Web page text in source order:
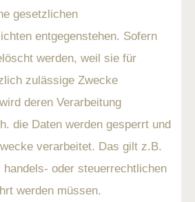
gesetzlichen
entgegenstehen. Sofern
werden, weil sie für
zulässige Zwecke
deren Verarbeitung
die Daten werden gesperrt und
verarbeitet. Das gilt z.B.
oder steuerrechtlichen
werden müssen.